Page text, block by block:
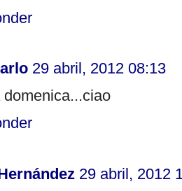
29 abril, 2012 08:13
domenica...ciao
29 abril, 2012